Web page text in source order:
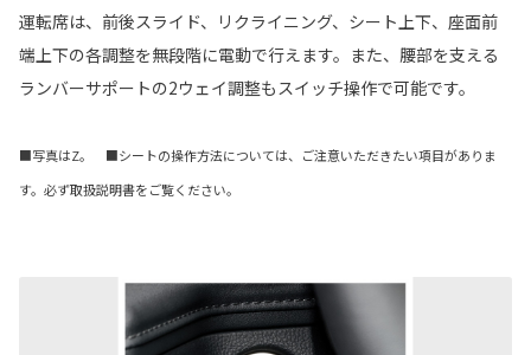
運転席は、前後スライド、リクライニング、シート上下、座面前
端上下の各調整を無段階に電動で行えます。また、腰部を支える
ランバーサポートの2ウェイ調整もスイッチ操作で可能です。
■写真はZ。 ■シートの操作方法については、ご注意いただきたい項目がありま
す。必ず取扱説明書をご覧ください。